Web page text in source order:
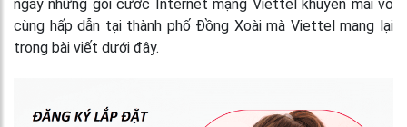
ngay những gói cước Internet mạng Viettel khuyến mãi vô
cùng hấp dẫn tại thành phố Đồng Xoài mà Viettel mang lại
trong bài viết dưới đây.